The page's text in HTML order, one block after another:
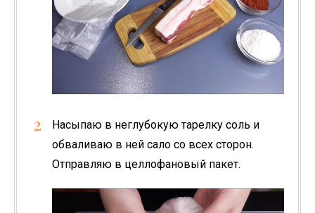
Насыпаю в неглубокую тарелку соль и
обваливаю в ней сало со всех сторон.
Отправляю в целлофановый пакет.